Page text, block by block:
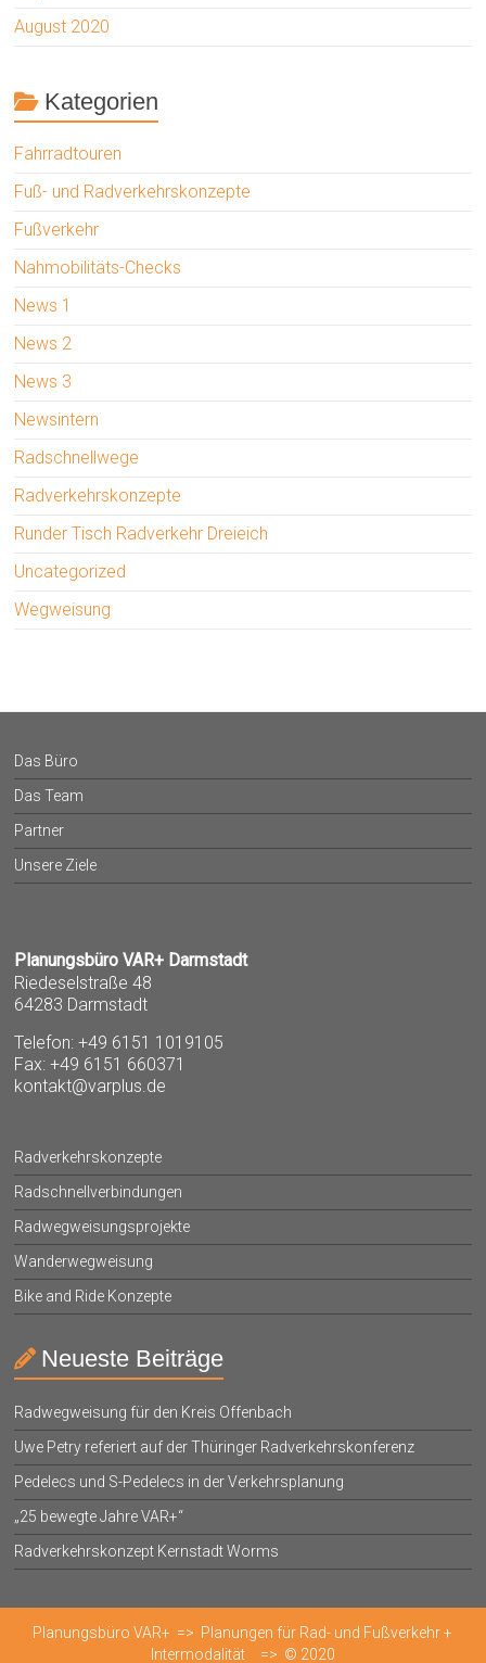
August 2020
Kategorien
Fahrradtouren
Fuß- und Radverkehrskonzepte
Fußverkehr
Nahmobilitäts-Checks
News 1
News 2
News 3
Newsintern
Radschnellwege
Radverkehrskonzepte
Runder Tisch Radverkehr Dreieich
Uncategorized
Wegweisung
Das Büro
Das Team
Partner
Unsere Ziele
Planungsbüro VAR+ Darmstadt
Riedeselstraße 48
64283 Darmstadt
Telefon: +49 6151 1019105
Fax: +49 6151 660371
kontakt@varplus.de
Radverkehrskonzepte
Radschnellverbindungen
Radwegweisungsprojekte
Wanderwegweisung
Bike and Ride Konzepte
Neueste Beiträge
Radwegweisung für den Kreis Offenbach
Uwe Petry referiert auf der Thüringer Radverkehrskonferenz
Pedelecs und S-Pedelecs in der Verkehrsplanung
„25 bewegte Jahre VAR+“
Radverkehrskonzept Kernstadt Worms
Planungsbüro VAR+ => Planungen für Rad- und Fußverkehr +
Intermodalität => © 2020